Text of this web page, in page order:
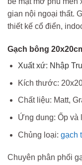
gian nội ngoại thất.
thiết kế cổ điển,
Gạch bông
Xuất xứ: Nhập
Kích thước:
Chất liệu: Matt,
Ứng dung: Ốp và
Chủng loại: gạch
Chuyên phân phối